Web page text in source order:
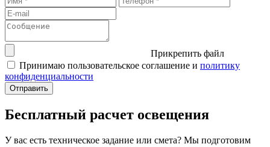
Прикрепить файл
Принимаю пользовательское соглашение и политику
конфиденциальности
Бесплатный расчет освещения
У вас есть техническое задание или смета? Мы подготовим